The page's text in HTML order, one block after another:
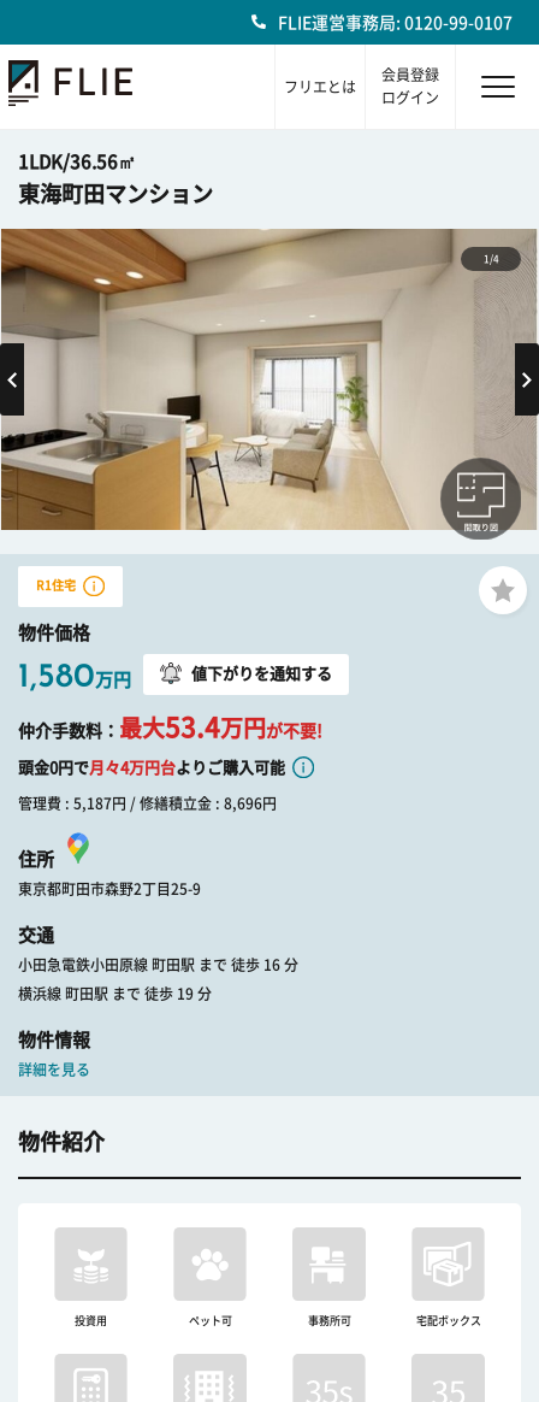
FLIE運営事務局: 0120-99-0107
フリエとは
会員登録
ログイン
1LDK/36.56㎡
東海町田マンション
1/4
R1住宅
物件価格
1,580万円 値下がりを通知する
仲介手数料： 最大53.4万円 が不要!
頭金0円で月々4万円台よりご購入可能
管理費 : 5,187円 / 修繕積立金 : 8,696円
住所
東京都町田市森野2丁目25-9
交通
小田急電鉄小田原線 町田駅 まで 徒歩 16 分
横浜線 町田駅 まで 徒歩 19 分
物件情報
詳細を見る
物件紹介
投資用 ペット可 事務所可 宅配ボックス